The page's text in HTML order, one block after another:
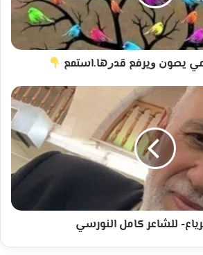
ﻳﺼﻮﻥ ﻭﻳﺮﻓﻊ ﻗﺪﺭها.استمع
للشاعر كامل النورسي